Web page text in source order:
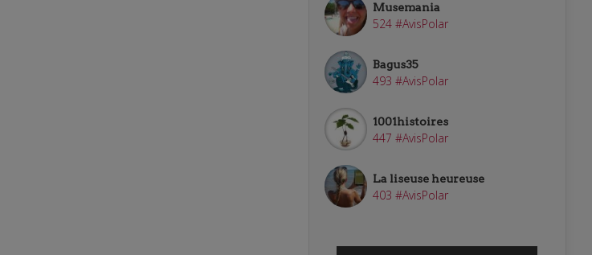
Musemania
524 #AvisPolar
Bagus35
493 #AvisPolar
1001histoires
447 #AvisPolar
La liseuse heureuse
403 #AvisPolar